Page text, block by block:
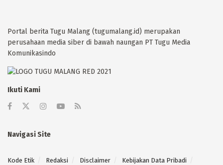
Portal berita Tugu Malang (tugumalang.id) merupakan
perusahaan media siber di bawah naungan PT Tugu Media
Komunikasindo
Ikuti Kami
Navigasi Site
Kode Etik Redaksi Disclaimer
Kebijakan Data Pribadi